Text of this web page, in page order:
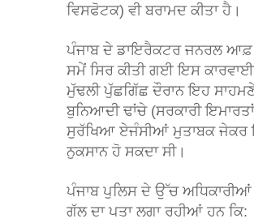
ਵਿਸਫੋਟਕ) ਵੀ ਬਰਾਮਦ ਕੀਤਾ ਹੈ।
ਪੰਜਾਬ ਦੇ ਡਾਇਰੈਕਟਰ ਜਨਰਲ ਆਫ਼
ਸਮੇਂ ਸਿਰ ਕੀਤੀ ਗਈ ਇਸ
ਮੁੱਢਲੀ ਪੁੱਛਗਿੱਛ ਦੌਰਾਨ ਇਹ
ਬੁਨਿਆਦੀ ਢਾਂਚੇ (ਸਰਕਾਰੀ
ਸੁਰੱਖਿਆ ਏਜੰਸੀਆਂ ਮੁਤਾਬਕ ਜੇਕਰ
ਨੁਕਸਾਨ ਹੋ ਸਕਦਾ ਸੀ।
ਪੰਜਾਬ ਪੁਲਿਸ ਦੇ ਉੱਚ ਅਧਿਕਾਰੀਆਂ
ਗੱਲ ਦਾ ਪਤਾ ਲਗਾ ਰਹੀਆਂ ਹਨ ਕਿ: